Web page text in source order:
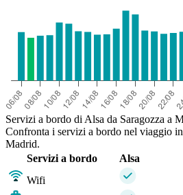
Servizi a bordo di Alsa da Saragozza a
Confronta i servizi a bordo nel viaggio in
Madrid.
Servizi a bordo
Alsa
Wifi